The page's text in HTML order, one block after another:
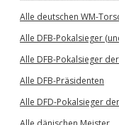
Alle deutschen WM-
Alle DFB-Pokalsieger
Alle DFB-Pokalsieger
Alle DFB-Präsidenten
Alle DFD-Pokalsieger